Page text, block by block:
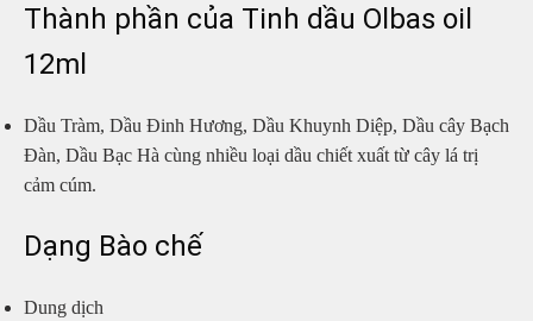
Thành phần của Tinh dầu Olbas oil
12ml
Dầu Tràm, Dầu Đinh Hương, Dầu Khuynh Diệp, Dầu cây Bạch
Đàn, Dầu Bạc Hà cùng nhiều loại dầu chiết xuất từ cây lá trị
cảm cúm.
Dạng Bào chế
Dung dịch